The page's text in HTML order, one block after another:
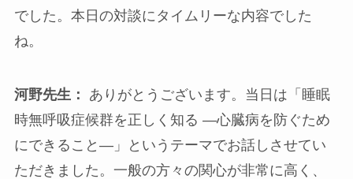
でした。本日の対談にタイムリーな内容でした
ね。
河野先生：
ありがとうございます。当日は「睡眠
時無呼吸症候群を正しく知る —心臓病を防ぐため
にできること—」というテーマでお話しさせてい
ただきました。一般の方々の関心が非常に高く、